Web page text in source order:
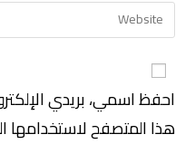
احفظ اسمي، بريدي
هذا المتصفح لاستخدامها